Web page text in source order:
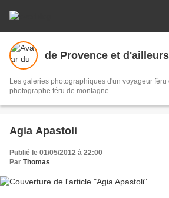
de Provence et d'ailleurs
Les galeries photographiques d'un voyageur
photographe féru de montagne
Agia Apastoli
Publié le 01/05/2012 à 22:00
Par Thomas